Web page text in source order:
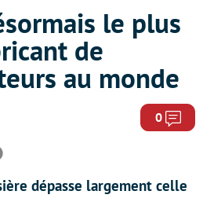
le plus
de
au monde
0
dépasse largement celle